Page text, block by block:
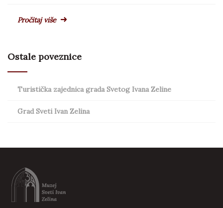
Pročitaj više
Ostale poveznice
Turistička zajednica grada Svetog Ivana Zeline
Grad Sveti Ivan Zelina